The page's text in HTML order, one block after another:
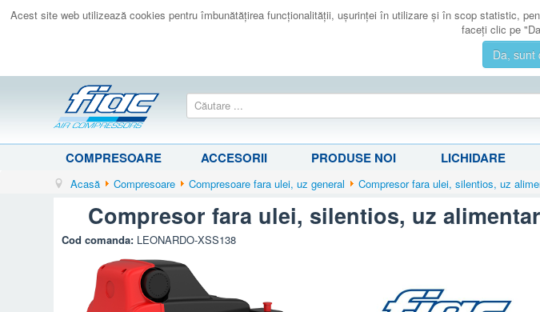
Acest site web utilizează cookies pentru îmbunătăţirea funcţionalităţii, uşurinţei în utilizare şi în scop statistic,
faceţi clic pe
Da, sunt
COMPRESOARE ACCESORII PRODUSE NOI LICHIDARE
Acasă Compresoare Compresoare fara ulei, uz general Compresor fara ulei, silentios, uz
Compresor fara ulei, silentios, uz
Cod comanda: LEONARDO-XSS138